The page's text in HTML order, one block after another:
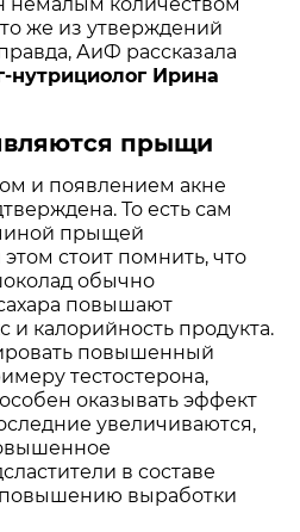
же из утверждений
АиФ рассказала
нутрициолог Ирина
прыщи
и появлением акне
То есть сам
прыщей
стоит помнить, что
обычно
повышают
и калорийность продукта.
повышенный
тестостерона,
оказывать эффект
увеличиваются,
в составе
выработки